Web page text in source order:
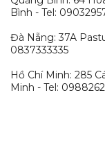
Bình - Tel:
Đà Nẵng: 37A
0837333335
Hồ Chí Minh: 285
Minh - Tel: